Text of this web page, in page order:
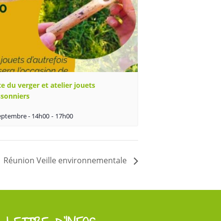
du verger et atelier jouets
- 14h00 - 17h00
Réunion Veille environnementale